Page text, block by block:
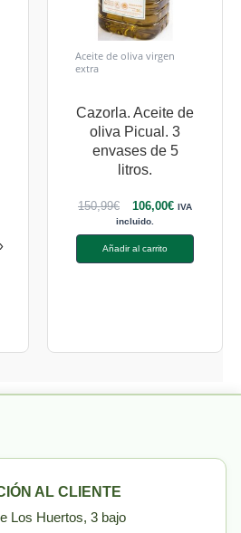
Aceite de oliva virgen
extra
Cazorla. Aceite de
oliva Picual. 3
envases de 5
litros.
150,99€ 106,00€
IVA
incluido.
Añadir al carrito
AL CLIENTE
Los Huertos, 3 bajo